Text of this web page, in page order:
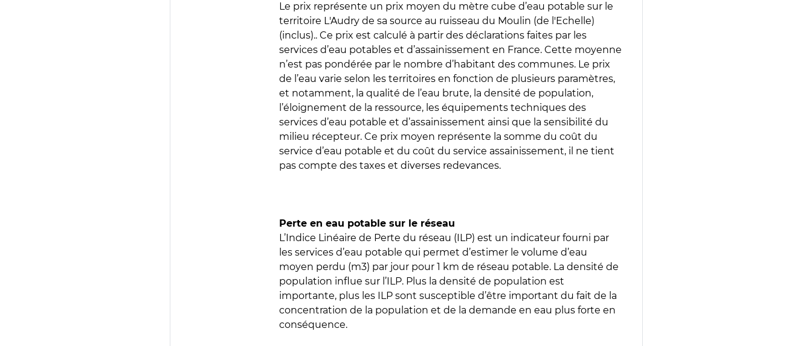
Le prix représente un prix moyen du mètre cube d’eau potable sur le
territoire L'Audry de sa source au ruisseau du Moulin (de l'Echelle)
(inclus).. Ce prix est calculé à partir des déclarations faites par les
services d’eau potables et d’assainissement en France. Cette moyenne
n’est pas pondérée par le nombre d’habitant des communes. Le prix
de l’eau varie selon les territoires en fonction de plusieurs paramètres,
et notamment, la qualité de l’eau brute, la densité de population,
l’éloignement de la ressource, les équipements techniques des
services d’eau potable et d’assainissement ainsi que la sensibilité du
milieu récepteur. Ce prix moyen représente la somme du coût du
service d’eau potable et du coût du service assainissement, il ne tient
pas compte des taxes et diverses redevances.
Perte en eau potable sur le réseau
L’Indice Linéaire de Perte du réseau (ILP) est un indicateur fourni par
les services d’eau potable qui permet d’estimer le volume d’eau
moyen perdu (m3) par jour pour 1 km de réseau potable. La densité de
population influe sur l’ILP. Plus la densité de population est
importante, plus les ILP sont susceptible d’être important du fait de la
concentration de la population et de la demande en eau plus forte en
conséquence.